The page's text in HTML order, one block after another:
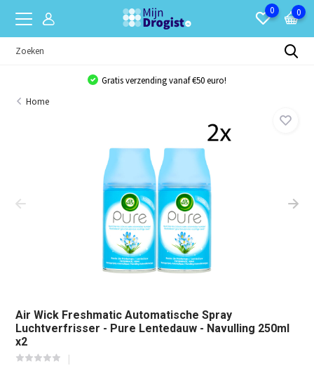
0 0
Gratis verzending vanaf €50 euro!
Home
Air Wick Freshmatic Automatische Spray
Luchtverfrisser - Pure Lentedauw - Navulling 250ml
x2